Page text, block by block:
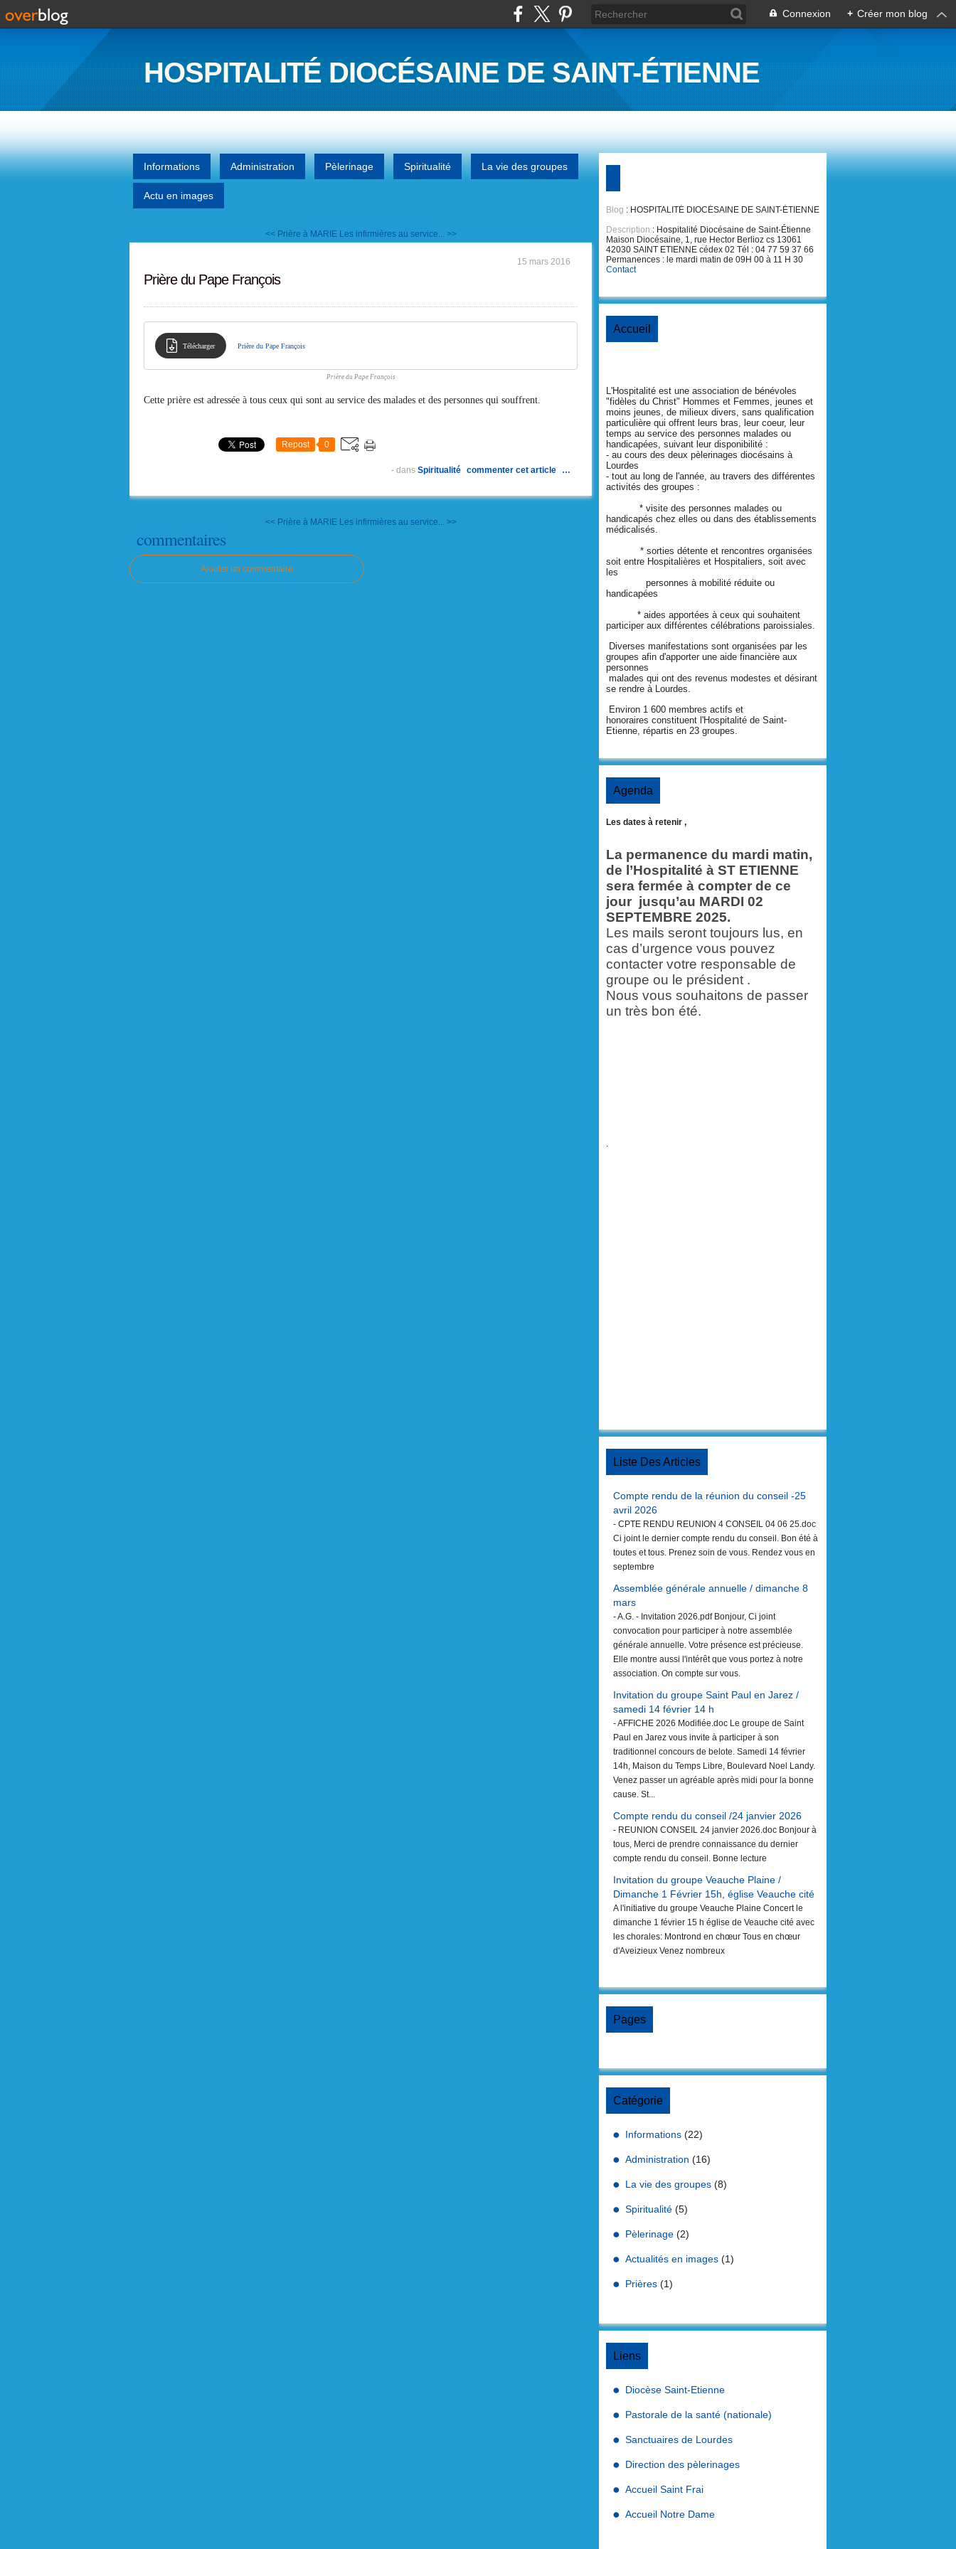
Connexion + Créer mon blog
HOSPITALITÉ DIOCÉSAINE DE SAINT-ÉTIENNE
Informations Administration Pèlerinage Spiritualité La vie des groupes
Actu en images
<< Prière à MARIE Les infirmières au service... >>
15 mars 2016
Prière du Pape François
Télécharger Prière du Pape François
Prière du Pape François
Cette prière est adressée à tous ceux qui sont au service des malades et des personnes qui souffrent.
Repost 0
- dans Spiritualité commenter cet article …
<< Prière à MARIE Les infirmières au service... >>
commentaires
Ajouter un commentaire
Blog : HOSPITALITÉ DIOCÉSAINE DE SAINT-ÉTIENNE
Description : Hospitalité Diocésaine de Saint-Étienne
Maison Diocésaine, 1, rue Hector Berlioz cs 13061
42030 SAINT ETIENNE cédex 02 Tél : 04 77 59 37 66
Permanences : le mardi matin de 09H 00 à 11 H 30
Contact
Accueil
L'Hospitalité est une association de bénévoles
"fidèles du Christ" Hommes et Femmes, jeunes et
moins jeunes, de milieux divers, sans qualification
particulière qui offrent leurs bras, leur coeur, leur
temps au service des personnes malades ou
handicapées, suivant leur disponibilité :
- au cours des deux pèlerinages diocésains à
Lourdes
- tout au long de l'année, au travers des différentes
activités des groupes :
* visite des personnes malades ou
handicapés chez elles ou dans des établissements
médicalisés.
* sorties détente et rencontres organisées
soit entre Hospitalières et Hospitaliers, soit avec
les
personnes à mobilité réduite ou
handicapées
* aides apportées à ceux qui souhaitent
participer aux différentes célébrations paroissiales.
Diverses manifestations sont organisées par les
groupes afin d'apporter une aide financière aux
personnes
malades qui ont des revenus modestes et désirant
se rendre à Lourdes.
Environ 1 600 membres actifs et
honoraires constituent l'Hospitalité de Saint-
Etienne, répartis en 23 groupes.
Agenda
Les dates à retenir ,
La permanence du mardi matin,
de l’Hospitalité à ST ETIENNE
sera fermée à compter de ce
jour jusqu’au MARDI 02
SEPTEMBRE 2025.
Les mails seront toujours lus, en
cas d’urgence vous pouvez
contacter votre responsable de
groupe ou le président .
Nous vous souhaitons de passer
un très bon été.
.
Liste Des Articles
Compte rendu de la réunion du conseil -25
avril 2026
- CPTE RENDU REUNION 4 CONSEIL 04 06 25.doc
Ci joint le dernier compte rendu du conseil. Bon été à
toutes et tous. Prenez soin de vous. Rendez vous en
septembre
Assemblée générale annuelle / dimanche 8
mars
- A.G. - Invitation 2026.pdf Bonjour, Ci joint
convocation pour participer à notre assemblée
générale annuelle. Votre présence est précieuse.
Elle montre aussi l'intérêt que vous portez à notre
association. On compte sur vous.
Invitation du groupe Saint Paul en Jarez /
samedi 14 février 14 h
- AFFICHE 2026 Modifiée.doc Le groupe de Saint
Paul en Jarez vous invite à participer à son
traditionnel concours de belote. Samedi 14 février
14h, Maison du Temps Libre, Boulevard Noel Landy.
Venez passer un agréable après midi pour la bonne
cause. St...
Compte rendu du conseil /24 janvier 2026
- REUNION CONSEIL 24 janvier 2026.doc Bonjour à
tous, Merci de prendre connaissance du dernier
compte rendu du conseil. Bonne lecture
Invitation du groupe Veauche Plaine /
Dimanche 1 Février 15h, église Veauche cité
A l'initiative du groupe Veauche Plaine Concert le
dimanche 1 février 15 h église de Veauche cité avec
les chorales: Montrond en chœur Tous en chœur
d'Aveizieux Venez nombreux
Pages
Catégorie
Informations (22)
Administration (16)
La vie des groupes (8)
Spiritualité (5)
Pèlerinage (2)
Actualités en images (1)
Prières (1)
Liens
Diocèse Saint-Etienne
Pastorale de la santé (nationale)
Sanctuaires de Lourdes
Direction des pèlerinages
Accueil Saint Frai
Accueil Notre Dame